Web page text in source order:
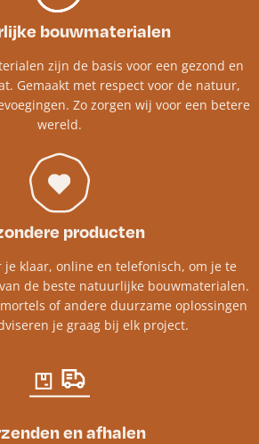
bouwmaterialen
zijn de basis voor een gezond en
Gemaakt met respect voor de natuur,
Zo zorgen wij voor een betere
wereld.
producten
je klaar, online en telefonisch, om je te
de beste natuurlijke bouwmaterialen.
of andere duurzame oplossingen
je graag bij elk project.​
en afhalen